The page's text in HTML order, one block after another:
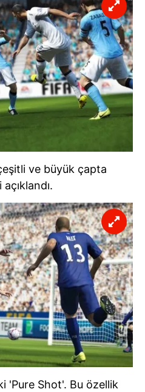
ve büyük çapta
'Pure Shot'. Bu özellik